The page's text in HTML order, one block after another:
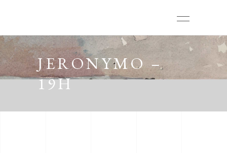
JERONYMO –
19H